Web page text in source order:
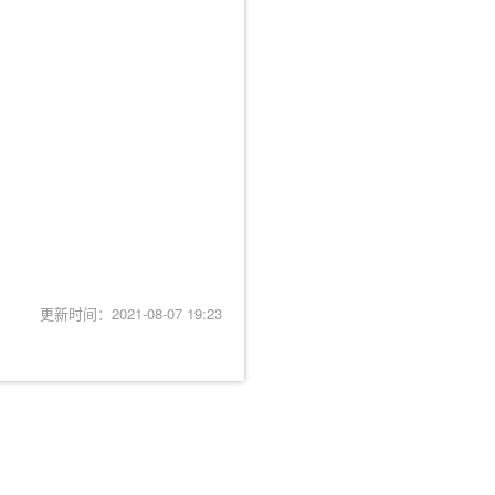
更新时间：2021-08-07 19:23